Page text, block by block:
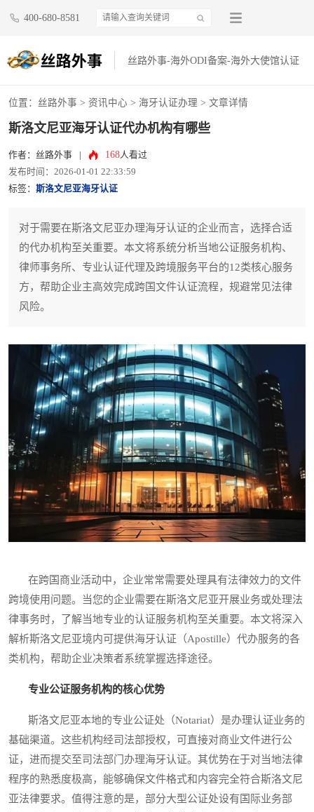
400-680-8581
丝路外事-海外ODI备案-海外大使馆认证
位置： 丝路外事 > 资讯中心 > 海牙认证办理 > 文章详情
斯洛文尼亚海牙认证代办机构有哪些
作者：丝路外事 168人看过
发布时间：2026-01-01 22:33:59
标签： 斯洛文尼亚海牙认证
对于需要在斯洛文尼亚办理海牙认证的企业而言，选择合适
的代办机构至关重要。本文将系统分析当地公证服务机构、
律师事务所、专业认证代理及跨境服务平台的12类核心服务
方，帮助企业主高效完成跨国文件认证流程，规避常见法律
风险。
在跨国商业活动中，企业常常需要处理具有法律效力的文件
跨境使用问题。当您的企业需要在斯洛文尼亚开展业务或处理法
律事务时，了解当地专业的认证服务机构至关重要。本文将深入
解析斯洛文尼亚境内可提供海牙认证（Apostille）代办服务的各
类机构，帮助企业决策者系统掌握选择途径。
专业公证服务机构的核心优势
斯洛文尼亚本地的专业公证处（Notariat）是办理认证业务的
基础渠道。这些机构经司法部授权，可直接对商业文件进行公
证，进而提交至司法部门办理海牙认证。其优势在于对当地法律
程序的熟悉度极高，能够确保文件格式和内容完全符合斯洛文尼
亚法律要求。值得注意的是，部分大型公证处设有国际业务部